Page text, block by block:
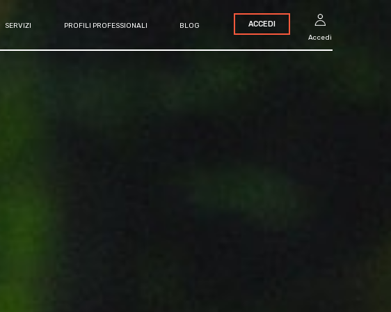
SERVIZI PROFILI PROFESSIONALI BLOG ACCEDI
Accedi